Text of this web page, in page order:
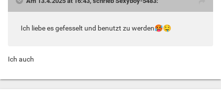
Ich liebe es gefesselt und benutzt zu werden🥵🤤
Ich auch